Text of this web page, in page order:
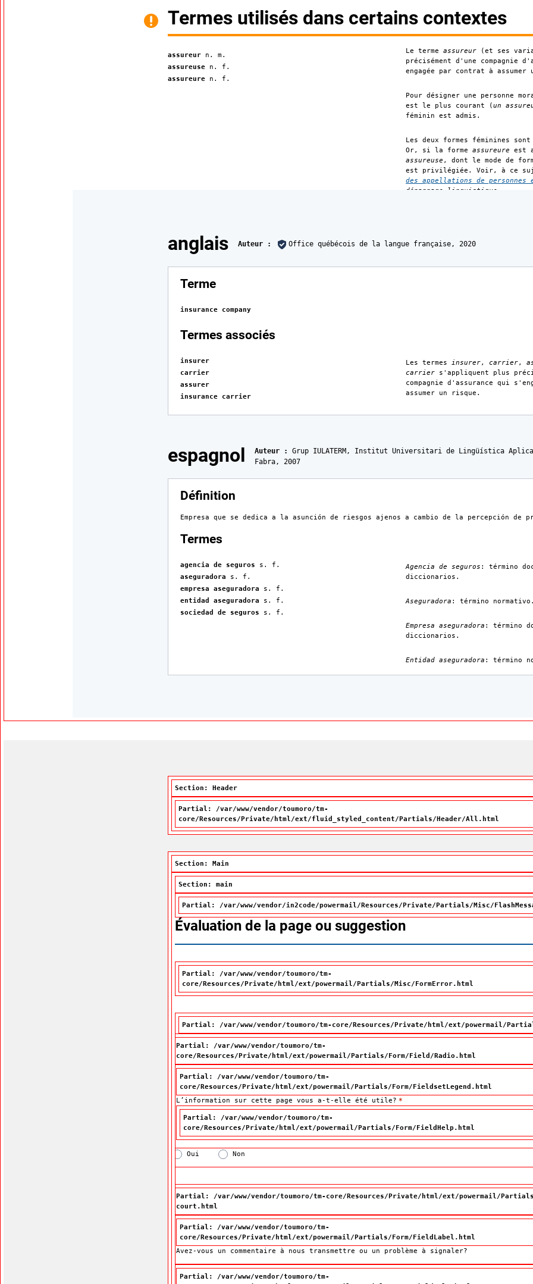
Termes utilisés dans certains contextes:
assureur
n. m.
assureuse
n. f.
assureure
n. f.
Le terme assureur (et ses
précisément d'une compagnie
engagée par contrat à assumer
Pour désigner une personne
est le plus courant (un
féminin est admis.
Les deux formes féminines
Or, si la forme assureure est
assureuse , dont le mode de
est privilégiée. Voir, à ce
des appellations de personnes
dépannage linguistique
Traductions
anglais Auteur : Office québécois de la langue française, 2020
Terme:
insurance company
Termes associés
insurer
carrier
assurer
insurance carrier
Les termes insurer, carrier,
carrier s'appliquent plus
compagnie d'assurance qui
assumer un risque.
espagnol Auteur : Grup IULATERM, Institut Universitari de Lingüística
Fabra, 2007
Définition
Empresa que se dedica a la asunción de riesgos ajenos a cambio de la percepción de
Termes
agencia de seguros
s. f.
aseguradora
s. f.
empresa aseguradora
s. f.
entidad aseguradora
s. f.
sociedad de seguros
s. f.
Agencia de seguros : término
diccionarios.
Aseguradora : término normativo.
Empresa aseguradora : término
diccionarios.
Entidad aseguradora : término
Section: Header
Partial: /var/www/vendor/toumoro/tm-
core/Resources/Private/html/ext/fluid_styled_content/Partials/Header/All.html
Section: Main
Section: main
Partial: /var/www/vendor/in2code/powermail/Resources/Private/Partials/Misc/
Évaluation de la page ou suggestion
Partial: /var/www/vendor/toumoro/tm-
core/Resources/Private/html/ext/powermail/Partials/Misc/FormError.html
Partial: /var/www/vendor/toumoro/tm-core/Resources/Private/html/ext/powermail/
Partial: /var/www/vendor/toumoro/tm-
core/Resources/Private/html/ext/powermail/Partials/Form/Field/Radio.html
Partial: /var/www/vendor/toumoro/tm-
core/Resources/Private/html/ext/powermail/Partials/Form/FieldsetLegend.html
L’information sur cette page vous a-t-elle été utile?
L’information sur cette page vous a-t-elle été utile?*
Partial: /var/www/vendor/toumoro/tm-
core/Resources/Private/html/ext/powermail/Partials/Form/FieldHelp.html
Oui Non
Partial: /var/www/vendor/toumoro/tm-core/Resources/Private/html/ext/powermail/
court.html
Partial: /var/www/vendor/toumoro/tm-
core/Resources/Private/html/ext/powermail/Partials/Form/FieldLabel.html
Avez-vous un commentaire à nous transmettre ou un problème à signaler?
Partial: /var/www/vendor/toumoro/tm-